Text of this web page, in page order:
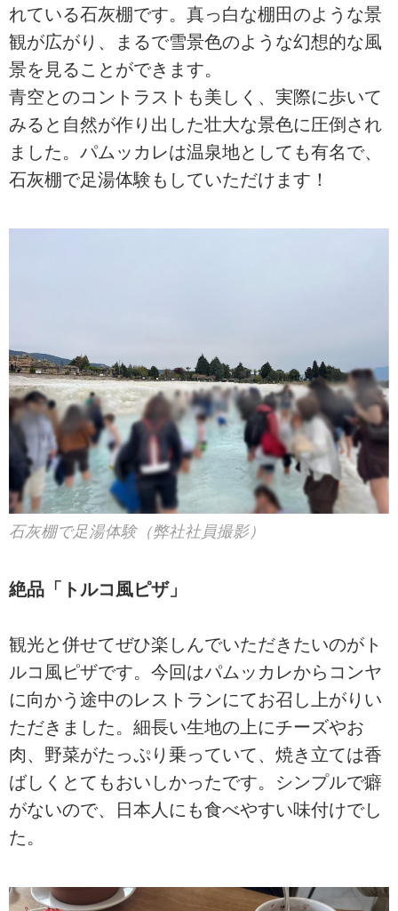
れている石灰棚です。真っ白な棚田のような景
観が広がり、まるで雪景色のような幻想的な風
景を見ることができます。
青空とのコントラストも美しく、実際に歩いて
みると自然が作り出した壮大な景色に圧倒され
ました。パムッカレは温泉地としても有名で、
石灰棚で足湯体験もしていただけます！
石灰棚で足湯体験（弊社社員撮影）
絶品「トルコ風ピザ」
観光と併せてぜひ楽しんでいただきたいのがト
ルコ風ピザです。今回はパムッカレからコンヤ
に向かう途中のレストランにてお召し上がりい
ただきました。細長い生地の上にチーズやお
肉、野菜がたっぷり乗っていて、焼き立ては香
ばしくとてもおいしかったです。シンプルで癖
がないので、日本人にも食べやすい味付けでし
た。